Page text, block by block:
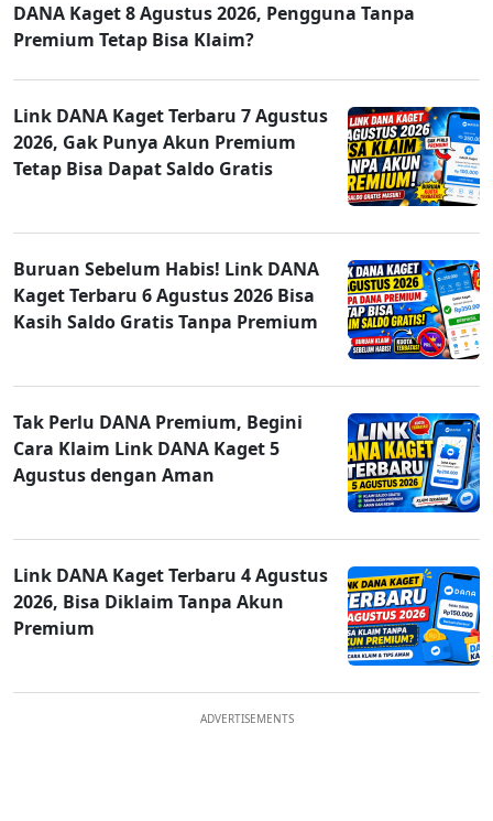
DANA Kaget 8 Agustus 2026, Pengguna Tanpa
Premium Tetap Bisa Klaim?
Link DANA Kaget Terbaru 7 Agustus
2026, Gak Punya Akun Premium
Tetap Bisa Dapat Saldo Gratis
Buruan Sebelum Habis! Link DANA
Kaget Terbaru 6 Agustus 2026 Bisa
Kasih Saldo Gratis Tanpa Premium
Tak Perlu DANA Premium, Begini
Cara Klaim Link DANA Kaget 5
Agustus dengan Aman
Link DANA Kaget Terbaru 4 Agustus
2026, Bisa Diklaim Tanpa Akun
Premium
ADVERTISEMENTS